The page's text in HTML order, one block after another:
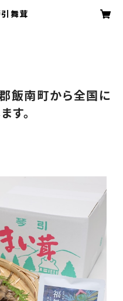
舞茸
飯南町から全国に
す。